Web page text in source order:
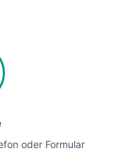
oder Formular